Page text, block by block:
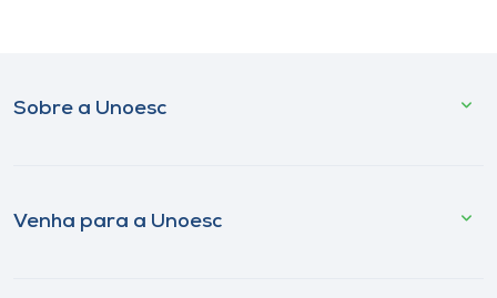
Sobre a Unoesc
Venha para a Unoesc